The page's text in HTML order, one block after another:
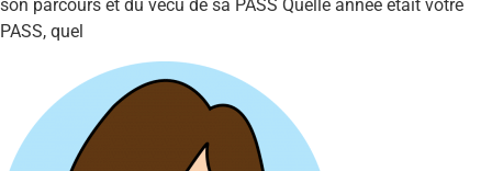
son parcours et du vécu de sa PASS Quelle année était votre
PASS, quel